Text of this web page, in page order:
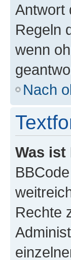
Antwort
Regeln
wenn
Nach
Was ist
Rechte